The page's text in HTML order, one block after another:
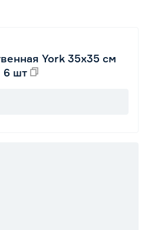
York 35х35 см
6 шт